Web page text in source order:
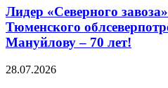
Лидер «Северного
Тюменского
Мануйлову – 70 лет!
28.07.2026